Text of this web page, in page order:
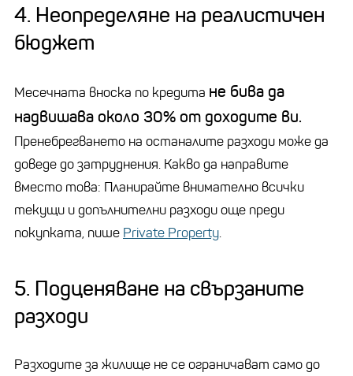
4. Неопределяне на реалистичен
бюджет
Месечната вноска по кредита не бива да
надвишава около 30% от доходите ви.
Пренебрегването на останалите разходи може да
доведе до затруднения. Какво да направите
вместо това: Планирайте внимателно всички
текущи и допълнителни разходи още преди
покупката, пише Рrivate Рroperty.
5. Подценяване на свързаните
разходи
Разходите за жилище не се ограничават само до